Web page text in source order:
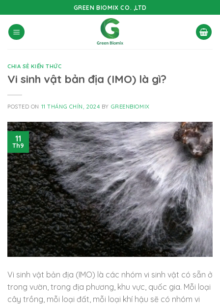
to
content
GREEN BIOMIX CO. ,LTD
CHIA SẺ KIẾN THỨC
Vi sinh vật bản địa (IMO) là gì?
POSTED ON 11 THÁNG CHÍN, 2024 BY GREENBIOMIX
11
Th9
Vi sinh vật bản địa (IMO) là các nhóm vi sinh vật có sẵn ở
trong vườn, trong địa phương, khu vực, quốc gia. Mỗi loại
cây trồng, mỗi loại đất, mỗi loại khí hậu sẽ có nhóm vi